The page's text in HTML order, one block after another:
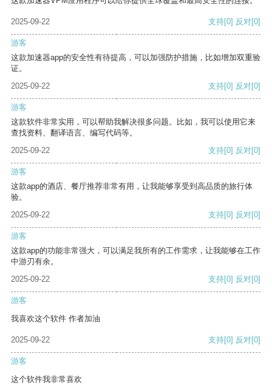
2025-09-22 支持[0] 反对[0]
游客
这款加速器app的安全性有待提高，可以加强防护措施，比如增加双重验
证。
2025-09-22
支持[0] 反对[0]
游客
这款软件非常实用，可以帮助我解决很多问题。比如，我可以使用它来
查找资料、翻译语言、编写代码等。
2025-09-22
支持[0] 反对[0]
游客
这款app的酒店、餐厅推荐非常有用，让我能够享受到高品质的旅行体
验。
2025-09-22
支持[0] 反对[0]
游客
这款app的功能非常强大，可以满足我所有的工作需求，让我能够在工作
中游刃有余。
2025-09-22
支持[0] 反对[0]
游客
我喜欢这个软件 作者加油
2025-09-22 支持[0] 反对[0]
游客
这个软件我非常喜欢